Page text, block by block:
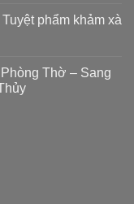
phẩm khảm xà
Thờ – Sang